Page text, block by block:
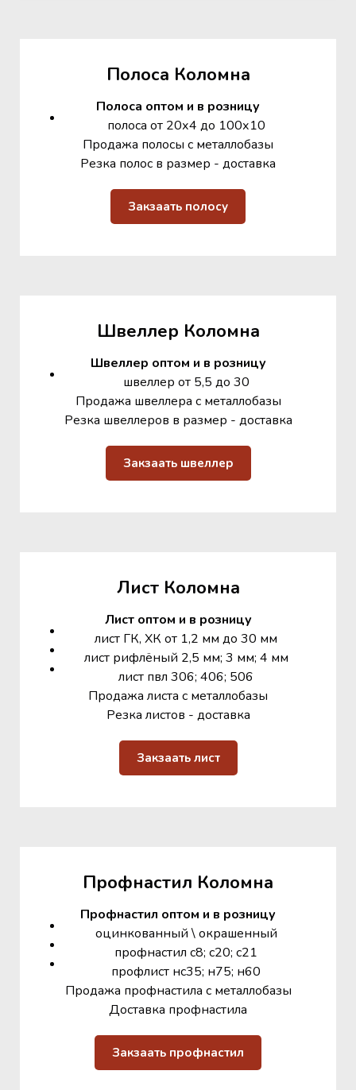
Полоса Коломна
Полоса оптом и в розницу
полоса от 20х4 до 100х10
Продажа полосы с металлобазы
Резка полос в размер - доставка
Закзаать полосу
Швеллер Коломна
Швеллер оптом и в розницу
швеллер от 5,5 до 30
Продажа швеллера с металлобазы
Резка швеллеров в размер - доставка
Закзаать швеллер
Лист Коломна
Лист оптом и в розницу
лист ГК, ХК от 1,2 мм до 30 мм
лист рифлёный 2,5 мм; 3 мм; 4 мм
лист пвл 306; 406; 506
Продажа листа с металлобазы
Резка листов - доставка
Закзаать лист
Профнастил Коломна
Профнастил оптом и в розницу
оцинкованный \ окрашенный
профнастил с8; с20; с21
профлист нс35; н75; н60
Продажа профнастила с металлобазы
Доставка профнастила
Закзаать профнастил